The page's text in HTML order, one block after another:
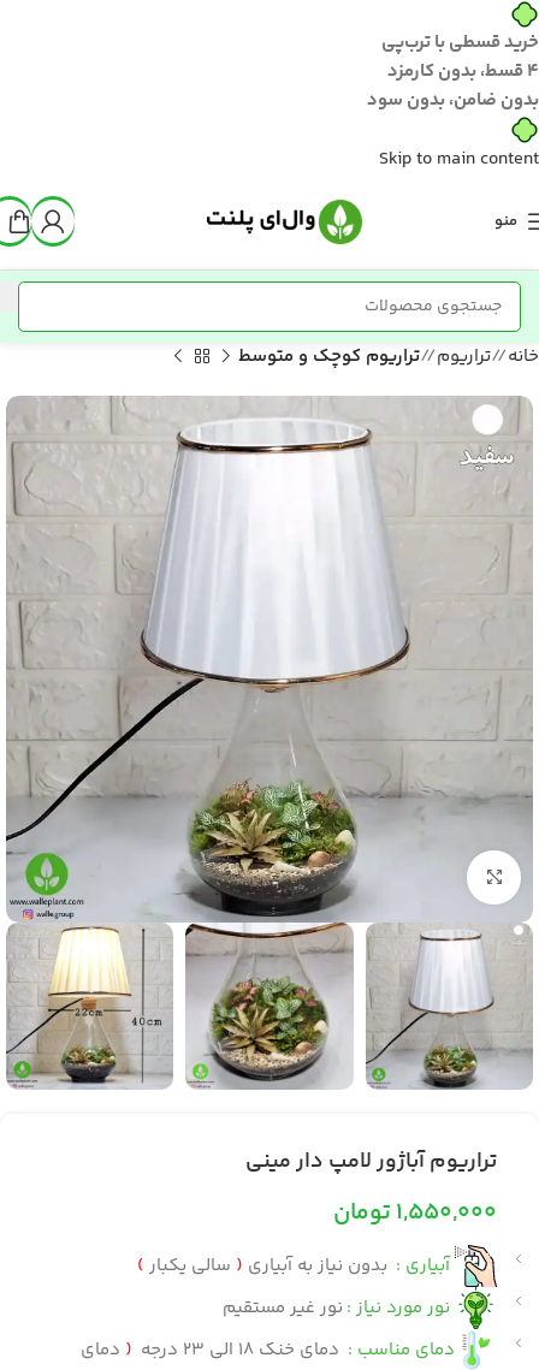
خرید قسطی با ترب‌پی
۴ قسط، بدون کارمزد
بدون ضامن، بدون سود
Skip to main content
منو
خانه/ تراریوم/ تراریوم کوچک و متوسط
بزرگنمایی تصویر
تراریوم آباژور لامپ دار مینی
1,550,000تومان
آبیاری : بدون نیاز به آبیاری ( سالی یکبار )
نور مورد نیاز : نور غیر مستقیم
دمای مناسب : دمای خنک 18 الی 23 درجه ( دمای